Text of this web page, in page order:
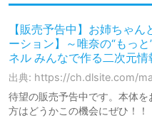
【販売予告中】お姉ちゃ
ーション】～唯奈の“もっ
ネル みんなで作る二次元情
出典: https://ch.dlsite.com/
待望の販売予告中です。本体
方はどうかこの機会にぜひ！！